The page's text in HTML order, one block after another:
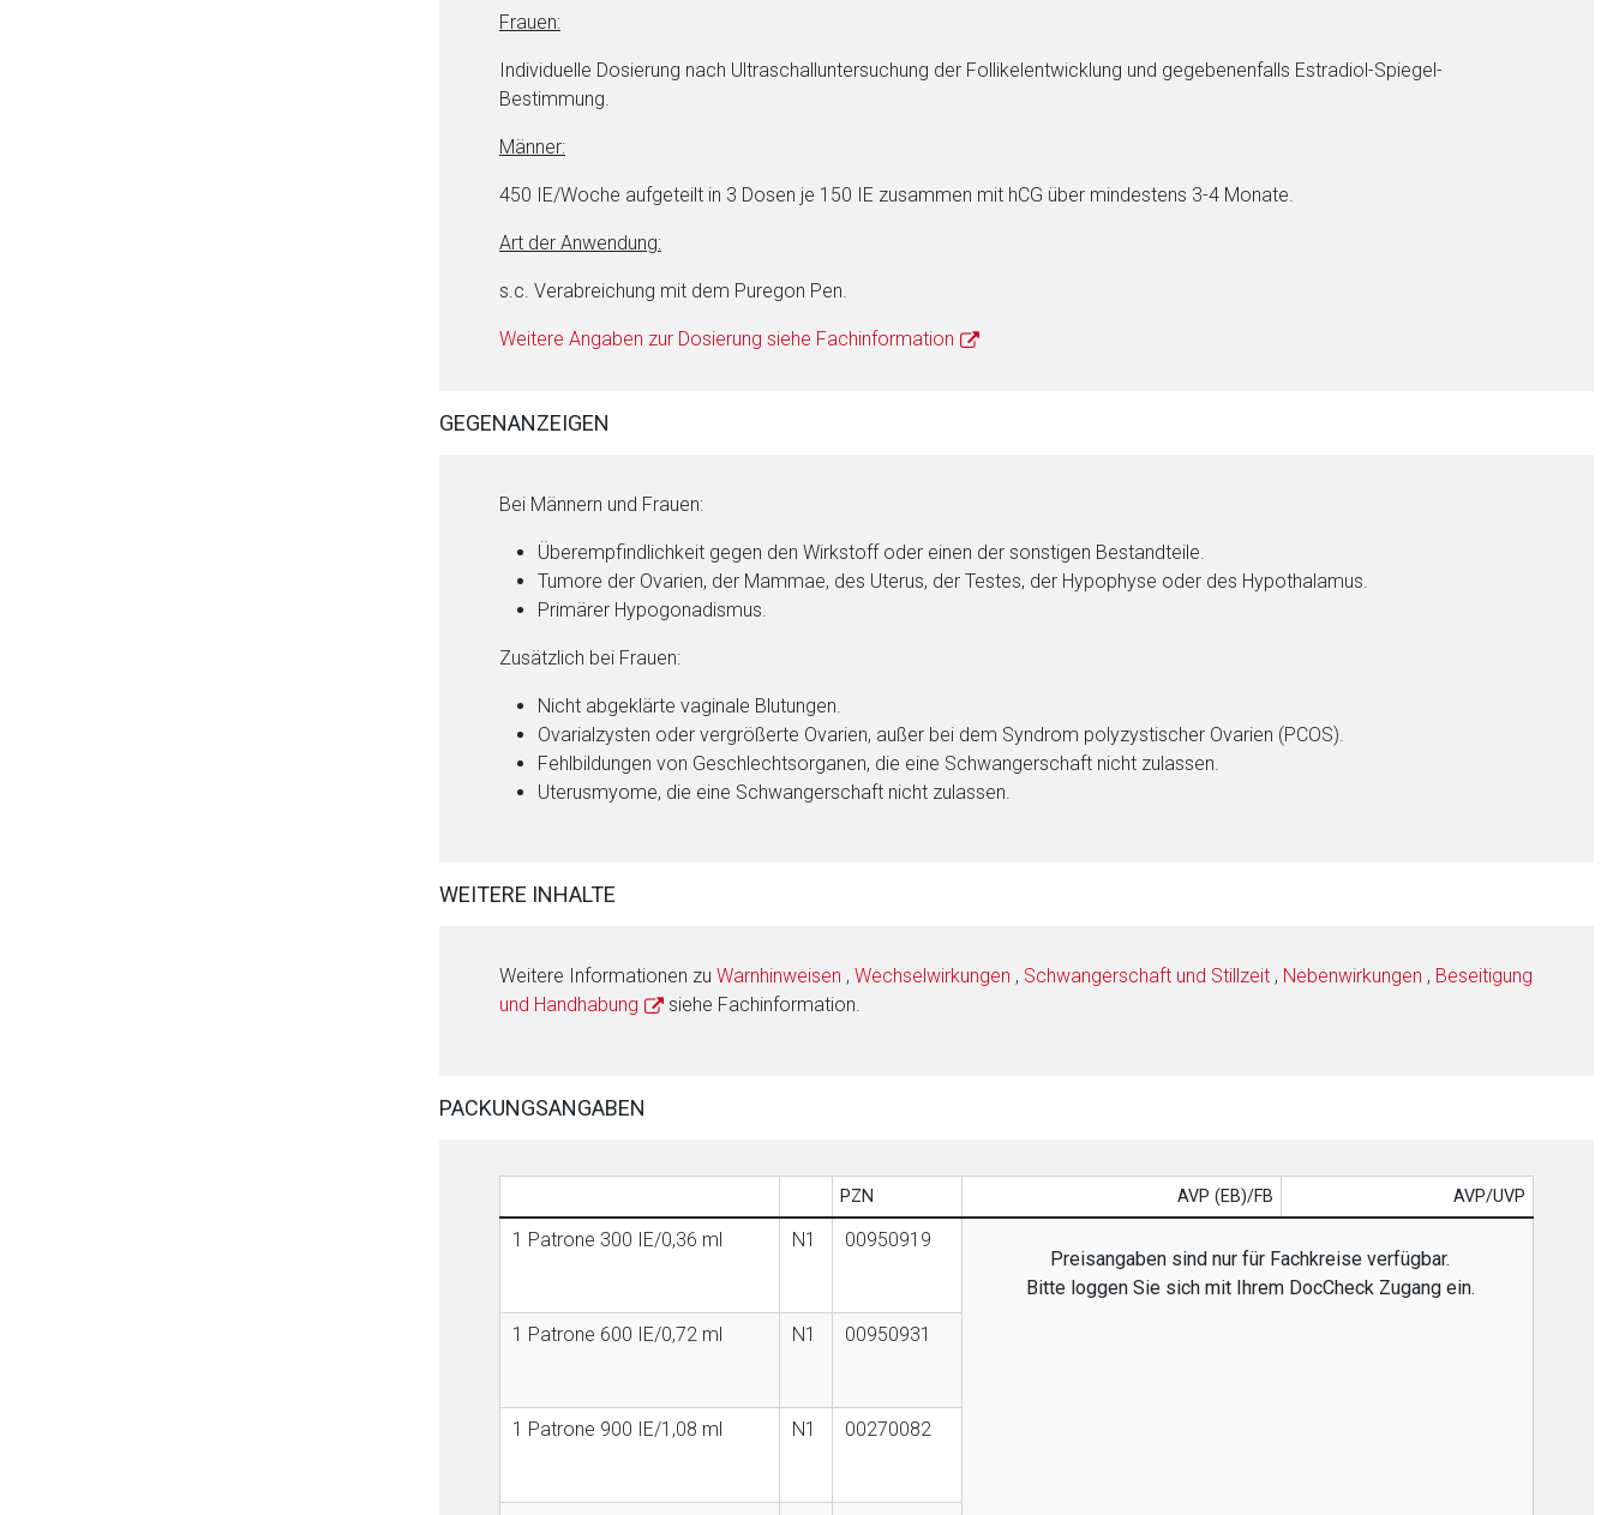
Frauen:
Individuelle Dosierung nach Ultraschalluntersuchung der Follikelentwicklung und gegebenenfalls Estradiol-Spiegel-
Bestimmung.
Männer:
450 IE/Woche aufgeteilt in 3 Dosen je 150 IE zusammen mit hCG über mindestens 3-4 Monate.
Art der Anwendung:
s.c. Verabreichung mit dem Puregon Pen.
Weitere Angaben zur Dosierung siehe Fachinformation
GEGENANZEIGEN
Bei Männern und Frauen:
Überempfindlichkeit gegen den Wirkstoff oder einen der sonstigen Bestandteile.
Tumore der Ovarien, der Mammae, des Uterus, der Testes, der Hypophyse oder des Hypothalamus.
Primärer Hypogonadismus.
Zusätzlich bei Frauen:
Nicht abgeklärte vaginale Blutungen.
Ovarialzysten oder vergrößerte Ovarien, außer bei dem Syndrom polyzystischer Ovarien (PCOS).
Fehlbildungen von Geschlechtsorganen, die eine Schwangerschaft nicht zulassen.
Uterusmyome, die eine Schwangerschaft nicht zulassen.
WEITERE INHALTE
Weitere Informationen zu Warnhinweisen , Wechselwirkungen , Schwangerschaft und Stillzeit , Nebenwirkungen , Beseitigung
und Handhabung
siehe Fachinformation.
PACKUNGSANGABEN
PZN AVP (EB)/FB AVP/UVP
1 Patrone 300 IE/0,36 ml N1
00950919
Preisangaben sind nur für Fachkreise verfügbar.
Bitte loggen Sie sich mit Ihrem DocCheck Zugang ein.
1 Patrone 600 IE/0,72 ml N1 00950931
1 Patrone 900 IE/1,08 ml N1 00270082